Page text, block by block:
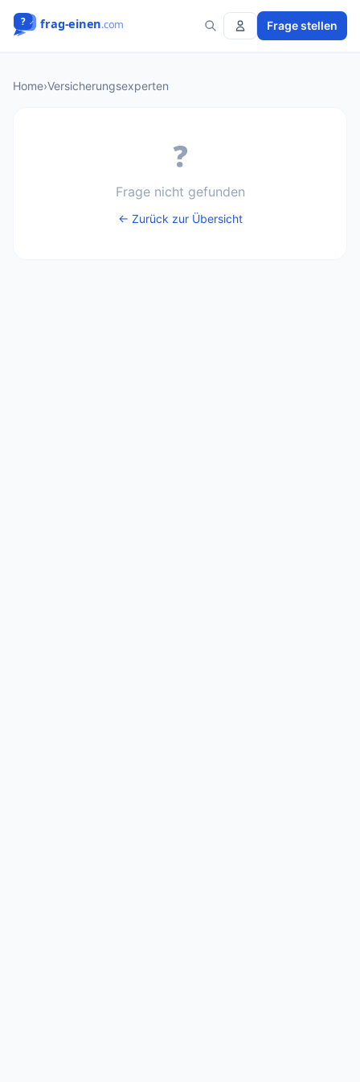
Frage stellen
Home›Versicherungsexperten
❓
Frage nicht gefunden
← Zurück zur Übersicht